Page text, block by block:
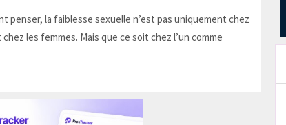
penser, la faiblesse sexuelle n’est pas uniquement chez
les femmes. Mais que ce soit chez l’un comme